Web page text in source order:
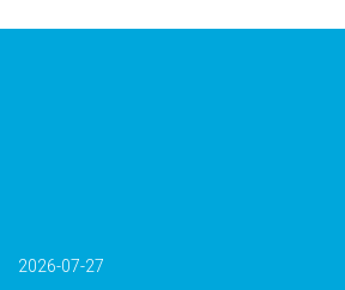
2026-07-27